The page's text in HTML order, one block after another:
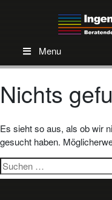
Menu
Nichts
Es sieht so aus, als ob wir
gesucht haben.
Suchen
nach: